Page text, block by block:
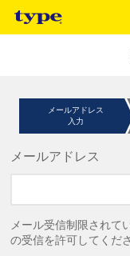
メールアドレス
入力
メールアドレス
メール受信制限されて
の受信を許可してくだ